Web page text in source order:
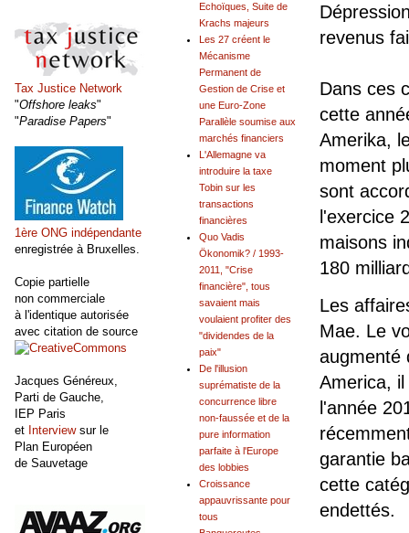
revenus
Dans ces
cette
Amerika,
moment
sont
l'exercice
maisons
180
Les
Mae. Le
augmenté
America,
l'année
garantie
cette
endettés.
Echoïques, Suite de
Krachs majeurs
Les 27 créent le
Mécanisme
Permanent de
Gestion de Crise et
une Euro-Zone
Parallèle soumise aux
marchés financiers
L'Allemagne va
introduire la taxe
Tobin sur les
transactions
financières
Quo Vadis
Ökonomik? / 1993-
2011, "Crise
financière", tous
savaient mais
voulaient profiter des
"dividendes de la
paix"
De l'illusion
suprématiste de la
concurrence libre
non-faussée et de la
pure information
parfaite à l'Europe
des lobbies
Croissance
appauvrissante pour
tous
Tax Justice Network
"Offshore leaks"
"Paradise Papers"
1ère ONG indépendante
enregistrée à Bruxelles.
Copie partielle
non commerciale
à l'identique autorisée
avec citation de source
Jacques Généreux,
Parti de Gauche,
IEP Paris
et Interviewsur le
Plan Européen
de Sauvetage